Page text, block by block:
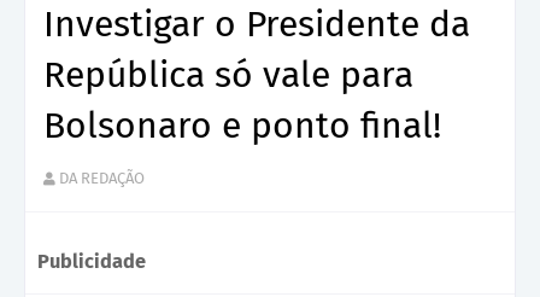
Investigar o Presidente da
República só vale para
Bolsonaro e ponto final!
DA REDAÇÃO
Publicidade